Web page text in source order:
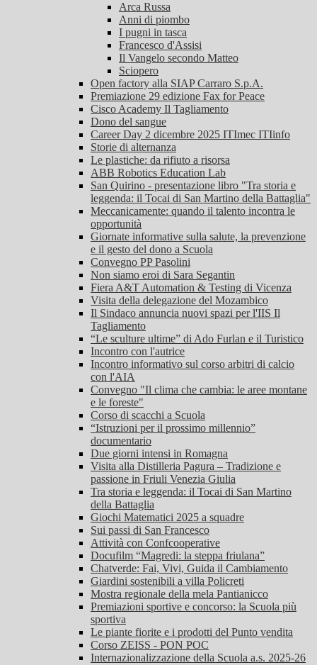
Arca Russa
Anni di piombo
I pugni in tasca
Francesco d'Assisi
Il Vangelo secondo Matteo
Sciopero
Open factory alla SIAP Carraro S.p.A.
Premiazione 29 edizione Fax for Peace
Cisco Academy Il Tagliamento
Dono del sangue
Career Day 2 dicembre 2025 ITImec ITIinfo
Storie di alternanza
Le plastiche: da rifiuto a risorsa
ABB Robotics Education Lab
San Quirino - presentazione libro "Tra storia e
leggenda: il Tocai di San Martino della Battaglia"
Meccanicamente: quando il talento incontra le
opportunità
Giornate informative sulla salute, la prevenzione
e il gesto del dono a Scuola
Convegno PP Pasolini
Non siamo eroi di Sara Segantin
Fiera A&T Automation & Testing di Vicenza
Visita della delegazione del Mozambico
Il Sindaco annuncia nuovi spazi per l'IIS Il
Tagliamento
“Le sculture ultime” di Ado Furlan e il Turistico
Incontro con l'autrice
Incontro informativo sul corso arbitri di calcio
con l'AIA
Convegno "Il clima che cambia: le aree montane
e le foreste"
Corso di scacchi a Scuola
“Istruzioni per il prossimo millennio”
documentario
Due giorni intensi in Romagna
Visita alla Distilleria Pagura – Tradizione e
passione in Friuli Venezia Giulia
Tra storia e leggenda: il Tocai di San Martino
della Battaglia
Giochi Matematici 2025 a squadre
Sui passi di San Francesco
Attività con Confcooperative
Docufilm “Magredi: la steppa friulana”
Chatverde: Fai, Vivi, Guida il Cambiamento
Giardini sostenibili a villa Policreti
Mostra regionale della mela Pantianicco
Premiazioni sportive e concorso: la Scuola più
sportiva
Le piante fiorite e i prodotti del Punto vendita
Corso ZEISS - PON POC
Internazionalizzazione della Scuola a.s. 2025-26